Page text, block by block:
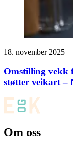
18. november 2025
Omstilling vekk
støtter veikart –
Om oss